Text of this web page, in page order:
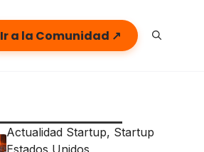
Ir a la Comunidad ↗
Actualidad Startup, Startup
Estados Unidos